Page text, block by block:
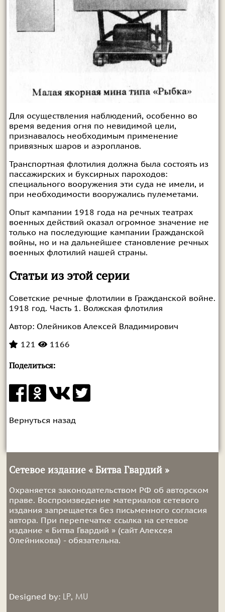
Для осуществления наблюдений, особенно во
время ведения огня по невидимой цели,
признавалось необходимым применение
привязных шаров и аэропланов.
Транспортная флотилия должна была состоять из
пассажирских и буксирных пароходов:
специального вооружения эти суда не имели, и
при необходимости вооружались пулеметами.
Опыт кампании 1918 года на речных театрах
военных действий оказал огромное значение не
только на последующие кампании Гражданской
войны, но и на дальнейшее становление речных
военных флотилий нашей страны.
Статьи из этой серии
Советские речные флотилии в Гражданской войне.
1918 год. Часть 1. Волжская флотилия
Автор:Олейников Алексей Владимирович
121
1166
Поделиться:
Вернуться назад
Сетевое издание « Битва Гвардий »
Охраняется законодательством РФ об авторском
праве. Воспроизведение материалов сетевого
издания запрещается без письменного согласия
автора. При перепечатке ссылка на сетевое
издание « Битва Гвардий » (сайт Алексея
Олейникова) - обязательна.
Designed by: LP, MU